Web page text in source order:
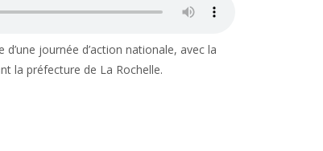
journée d’action nationale, avec la
la préfecture de La Rochelle.